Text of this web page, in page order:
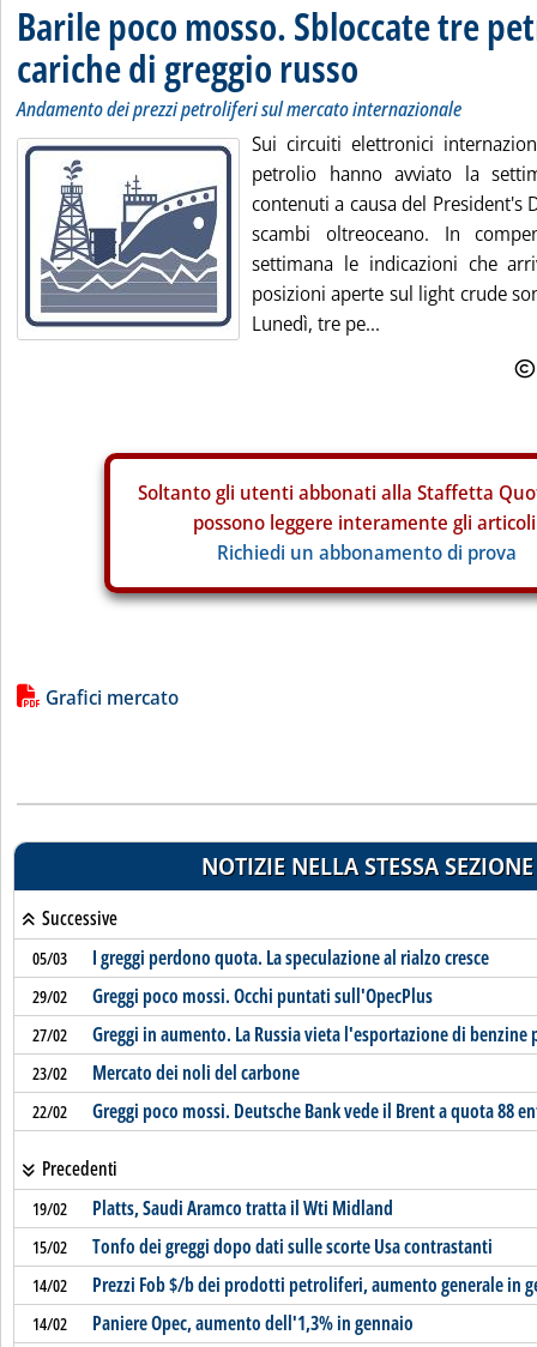
Barile poco mosso. Sbloccate tre
cariche di greggio russo
Andamento dei prezzi petroliferi sul mercato internazionale
Sui circuiti elettronici
petrolio hanno avviato la
contenuti a causa del President's
scambi oltreoceano. In
settimana le indicazioni che
posizioni aperte sul light crude
Lunedì, tre pe...
Soltanto gli utenti abbonati alla Staffetta
possono leggere interamente gli
Richiedi un abbonamento di prova
Lista allegati PDF alla notizia
Grafici mercato
NOTIZIE NELLA STESSA SEZIONE
Successive
05/03 I greggi perdono quota. La speculazione al rialzo cresce
29/02 Greggi poco mossi. Occhi puntati sull'OpecPlus
27/02 Greggi in aumento. La Russia vieta l'esportazione di benzine
23/02 Mercato dei noli del carbone
22/02 Greggi poco mossi. Deutsche Bank vede il Brent a quota 88
Precedenti
19/02 Platts, Saudi Aramco tratta il Wti Midland
15/02 Tonfo dei greggi dopo dati sulle scorte Usa contrastanti
14/02 Prezzi Fob $/b dei prodotti petroliferi, aumento generale in
14/02 Paniere Opec, aumento dell'1,3% in gennaio